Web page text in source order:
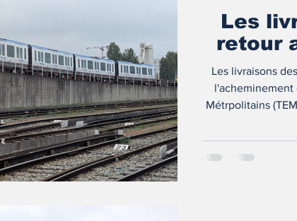
Les
retour
Les livraisons
l'acheminement
Métrpolitains